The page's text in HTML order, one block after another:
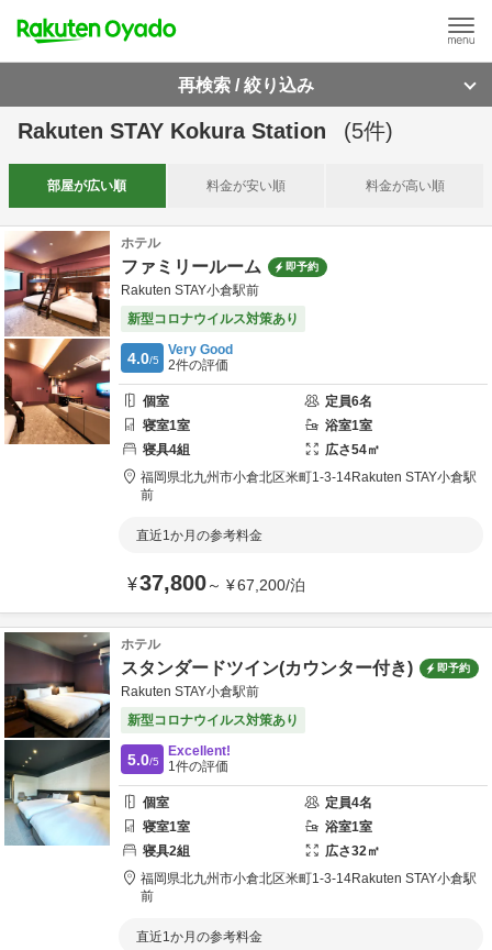
再検索 / 絞り込み
Rakuten STAY Kokura Station (5件)
部屋が広い順 料金が安い順 料金が高い順
ホテル
ファミリールーム 即予約
Rakuten STAY小倉駅前
新型コロナウイルス対策あり
4.0/5
Very Good
2件の評価
個室 定員6名
寝室1室 浴室1室
寝具4組 広さ54㎡
福岡県北九州市小倉北区米町1-3-14Rakuten STAY小倉駅
前
直近1か月の参考料金
¥37,800～ ¥67,200/泊
ホテル
スタンダードツイン(カウンター付き) 即予約
Rakuten STAY小倉駅前
新型コロナウイルス対策あり
5.0/5
Excellent!
1件の評価
個室 定員4名
寝室1室 浴室1室
寝具2組 広さ32㎡
福岡県北九州市小倉北区米町1-3-14Rakuten STAY小倉駅
前
直近1か月の参考料金